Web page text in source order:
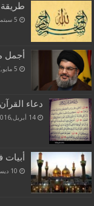
5 سبتمبر,2017
أجمل
5 مايو,2017
دعاء
14 أبريل,2016
أبيات
10 ديسمبر,2017